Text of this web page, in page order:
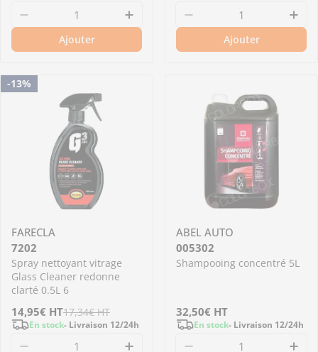
de
vente
régulier
Diminuer la quantité pour 7506 - Liquide à
Augmenter la quantité pour
Ajouter
de
vente
régulier
Diminuer la
Ajouter
-13%
FARECLA
7202
Spray nettoyant vitrage
Glass Cleaner redonne
clarté 0.5L 6
Prix
de
14,95€ HT
Prix
régulier
17,34€HT
En stock- Livraison 12/24h
ABEL AUTO
005302
Shampooing concentré 5L
Prix
régulier
32,50€ HT
En stock- Livraison 12/24h